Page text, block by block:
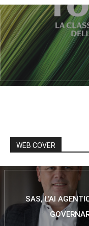
WEB COVER
SAS, L’AI